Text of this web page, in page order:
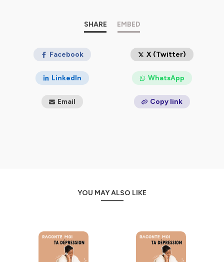
dépressifs afin d’être un aide réel et non aide
- Blog Mydelipression
Hébergé par Ausha. Visitez
ausha.co/politique-de-
confidentialitepour plus d'informations.
SHARE EMBED
Facebook X (Twitter)
LinkedIn WhatsApp
Email Copy link
YOU MAY ALSO LIKE